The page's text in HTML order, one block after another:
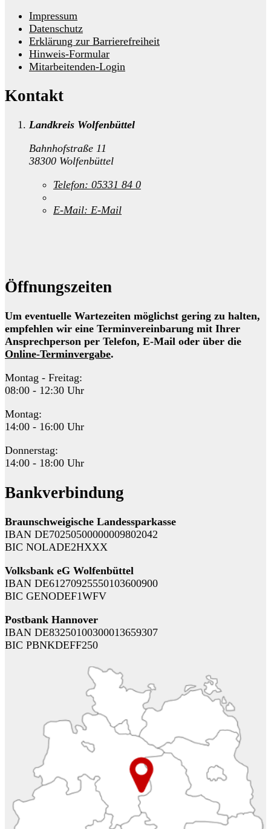
Impressum
Datenschutz
Erklärung zur Barrierefreiheit
Hinweis-Formular
Mitarbeitenden-Login
Kontakt
Landkreis Wolfenbüttel
Bahnhofstraße 11
38300 Wolfenbüttel
Telefon: 05331 84 0
E-Mail: E-Mail
Öffnungszeiten
Um eventuelle Wartezeiten möglichst gering zu halten,
empfehlen wir eine Terminvereinbarung mit Ihrer
Ansprechperson per Telefon, E-Mail oder über die
Online-Terminvergabe.
Montag - Freitag:
08:00 - 12:30 Uhr
Montag:
14:00 - 16:00 Uhr
Donnerstag:
14:00 - 18:00 Uhr
Bankverbindung
Braunschweigische Landessparkasse
IBAN DE70250500000009802042
BIC NOLADE2HXXX
Volksbank eG Wolfenbüttel
IBAN DE61270925550103600900
BIC GENODEF1WFV
Postbank Hannover
IBAN DE83250100300013659307
BIC PBNKDEFF250